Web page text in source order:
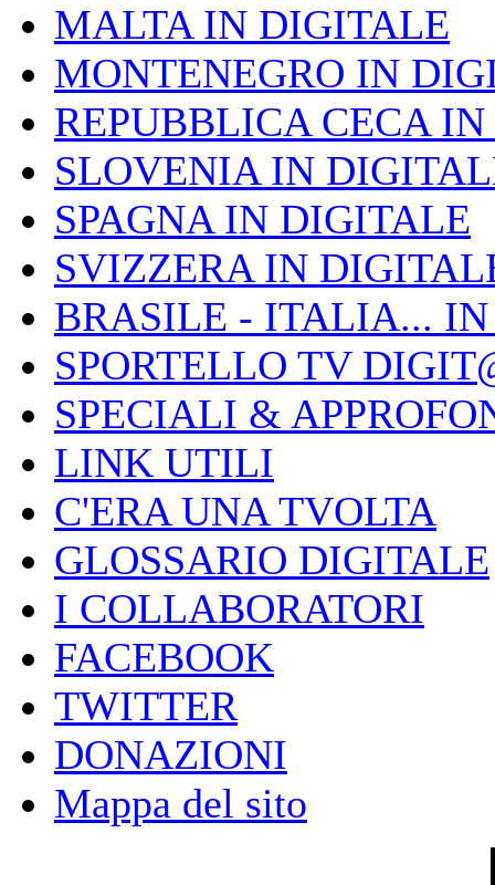
MALTA IN DIGITALE
MONTENEGRO IN
REPUBBLICA CECA
SLOVENIA IN
SPAGNA IN DIGITALE
SVIZZERA IN
BRASILE - ITALIA...
SPORTELLO TV
SPECIALI &
LINK UTILI
C'ERA UNA TVOLTA
GLOSSARIO DIGITALE
I COLLABORATORI
FACEBOOK
TWITTER
DONAZIONI
Mappa del sito